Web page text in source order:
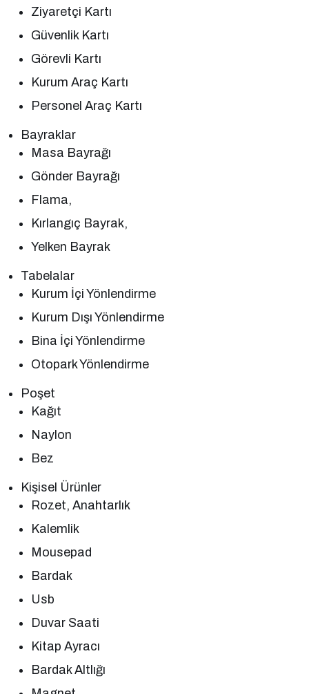
Ziyaretçi Kartı
Güvenlik Kartı
Görevli Kartı
Kurum Araç Kartı
Personel Araç Kartı
Bayraklar
Masa Bayrağı
Gönder Bayrağı
Flama,
Kırlangıç Bayrak,
Yelken Bayrak
Tabelalar
Kurum İçi Yönlendirme
Kurum Dışı Yönlendirme
Bina İçi Yönlendirme
Otopark Yönlendirme
Poşet
Kağıt
Naylon
Bez
Kişisel Ürünler
Rozet, Anahtarlık
Kalemlik
Mousepad
Bardak
Usb
Duvar Saati
Kitap Ayracı
Bardak Altlığı